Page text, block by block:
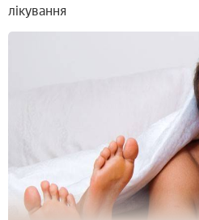
лікування